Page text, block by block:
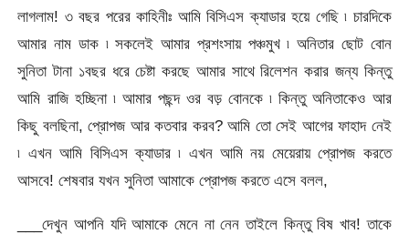
লাগলাম! ৩ বছর পরের কাহিনীঃ আমি বিসিএস ক্যাডার হয়ে গেছি ৷ চারদিকে
আমার নাম ডাক ৷ সকলেই আমার প্রশংসায় পঞ্চমুখ ৷ অনিতার ছোট বোন
সুনিতা টানা ১বছর ধরে চেষ্টা করছে আমার সাথে রিলেশন করার জন্য কিন্তু
আমি রাজি হচ্ছিনা ৷ আমার পছন্দ ওর বড় বোনকে ৷ কিন্তু অনিতাকেও আর
কিছু বলছিনা, প্রোপজ আর কতবার করব? আমি তো সেই আগের ফাহাদ নেই
৷ এখন আমি বিসিএস ক্যাডার ৷ এখন আমি নয় মেয়েরায় প্রোপজ করতে
আসবে! শেষবার যখন সুনিতা আমাকে প্রোপজ করতে এসে বলল,
___দেখুন আপনি যদি আমাকে মেনে না নেন তাইলে কিন্তু বিষ খাব! তাকে